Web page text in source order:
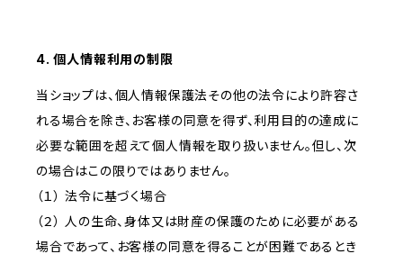
4. 個人情報利用の制限
当ショップは、個人情報保護法その他の法令により許容さ
れる場合を除き、お客様の同意を得ず、利用目的の達成に
必要な範囲を超えて個人情報を取り扱いません。但し、次
の場合はこの限りではありません。
（１） 法令に基づく場合
（２） 人の生命、身体又は財産の保護のために必要がある
場合であって、お客様の同意を得ることが困難であるとき